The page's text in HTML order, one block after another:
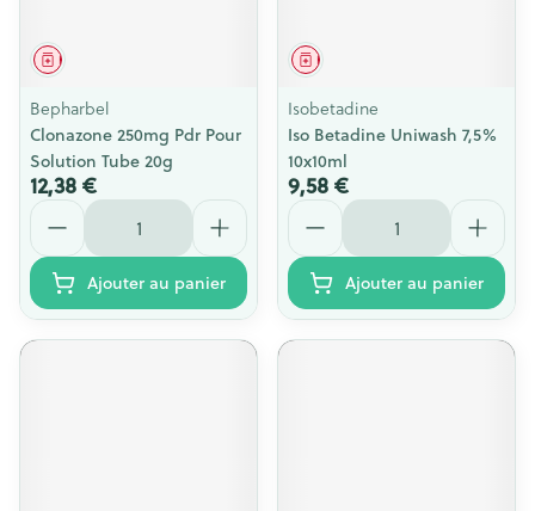
Médicament
Bepharbel
Clonazone 250mg Pdr Pour
Solution Tube 20g
12,38 €
Quantité
Ajouter au panier
Médicament
Isobetadine
Iso Betadine Uniwash 7,5%
10x10ml
9,58 €
Quantité
Ajouter au panier